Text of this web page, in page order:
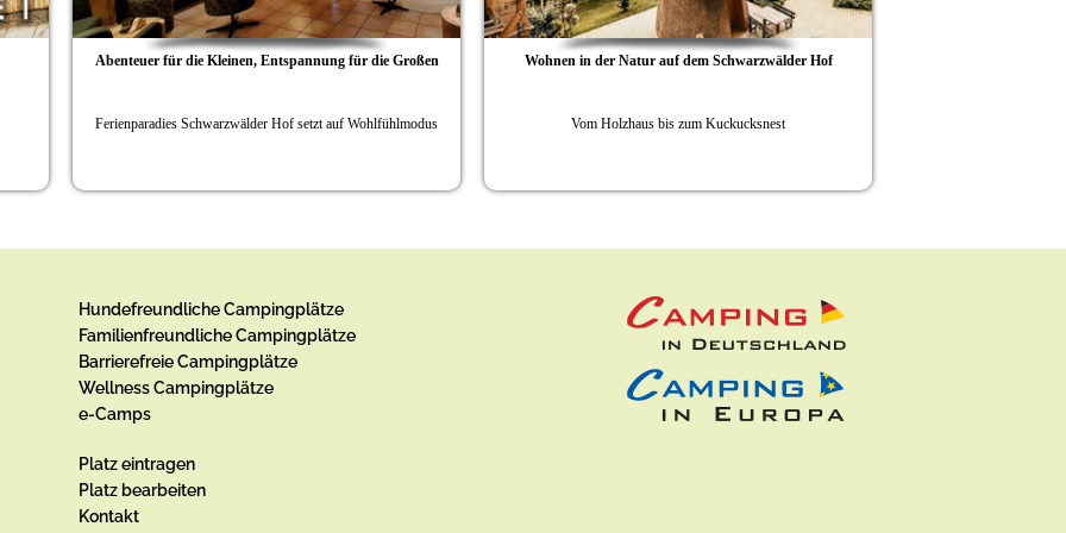
Abenteuer für die Kleinen, Entspannung für die Großen
Ferienparadies Schwarzwälder Hof setzt auf Wohlfühlmodus
Wohnen in der Natur auf dem Schwarzwälder Hof
Vom Holzhaus bis zum Kuckucksnest
Hundefreundliche Campingplätze
Familienfreundliche Campingplätze
Barrierefreie Campingplätze
Wellness Campingplätze
e-Camps
Platz eintragen
Platz bearbeiten
Kontakt